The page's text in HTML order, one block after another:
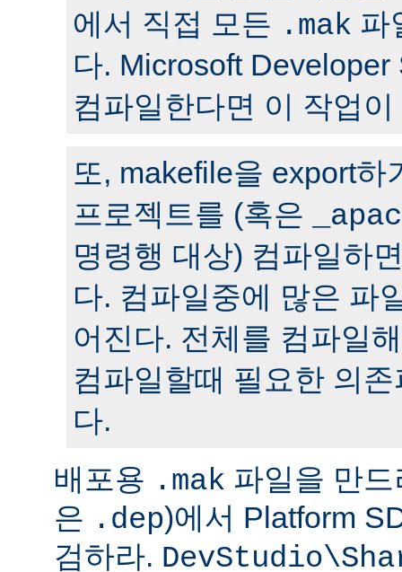
에서 직접 모든 .mak 파
다. Microsoft
컴파일한다면 이 작업
또, makefile을 export
프로젝트를 (혹은
명령행 대상) 컴파일하
다. 컴파일중에 많은 파
어진다. 전체를 컴파일
컴파일할때 필요한 의
다.
배포용 .mak 파일을 만
은 .dep)에서 Platform
검하라.